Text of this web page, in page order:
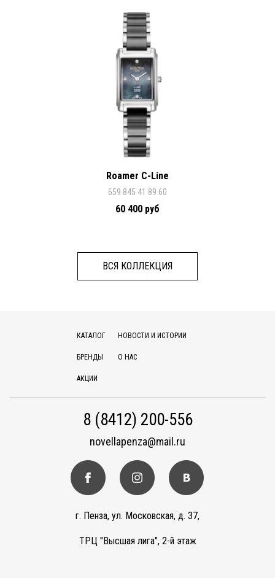
Roamer C-Line
659 845 41 89 60
60 400 руб
ВСЯ КОЛЛЕКЦИЯ
КАТАЛОГ
БРЕНДЫ
АКЦИИ
НОВОСТИ И ИСТОРИИ
О НАС
8 (8412) 200-556
novellapenza@mail.ru
г. Пенза, ул. Московская, д. 37,
ТРЦ "Высшая лига", 2-й этаж